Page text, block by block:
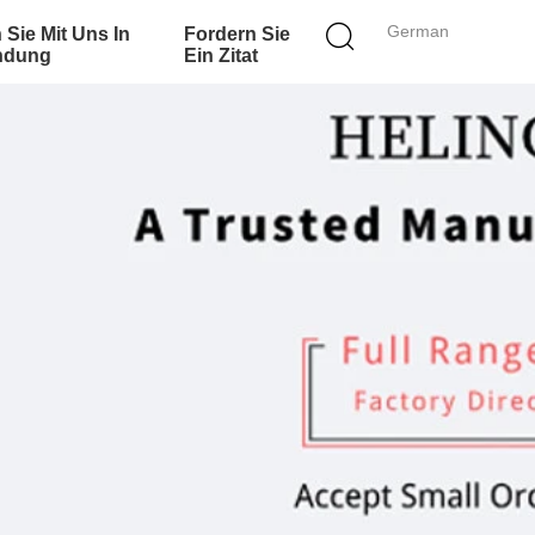
German
Sie Mit Uns In
Fordern Sie
Ein Zitat